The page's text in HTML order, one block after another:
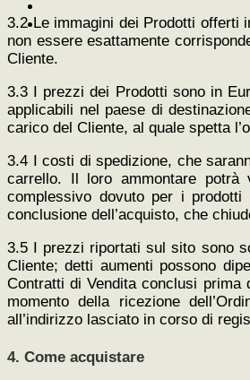
3.2 Le immagini dei Prodotti offerti
non essere esattamente
Cliente.
3.3 I prezzi dei Prodotti sono in
applicabili nel paese di
carico del Cliente, al quale spetta
3.4 I costi di spedizione, che
carrello. Il loro ammontare potrà
complessivo dovuto per i
conclusione dell’acquisto, che
3.5 I prezzi riportati sul sito sono
Cliente; detti aumenti possono
Contratti di Vendita conclusi prima
momento della ricezione
all’indirizzo lasciato in corso di
4. Come acquistare